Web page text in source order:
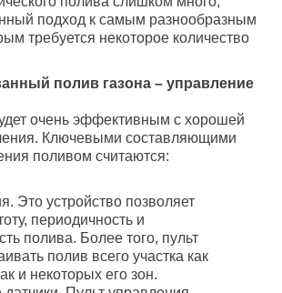
подход к самым разнообразным
требуется некоторое количество
полив газона – управление
очень эффективным с хорошей
Ключевыми составляющими
поливом считаются:
Это устройство позволяет
периодичность и
полива. Более того, пульт
полив всего участка как
и некоторых его зон.